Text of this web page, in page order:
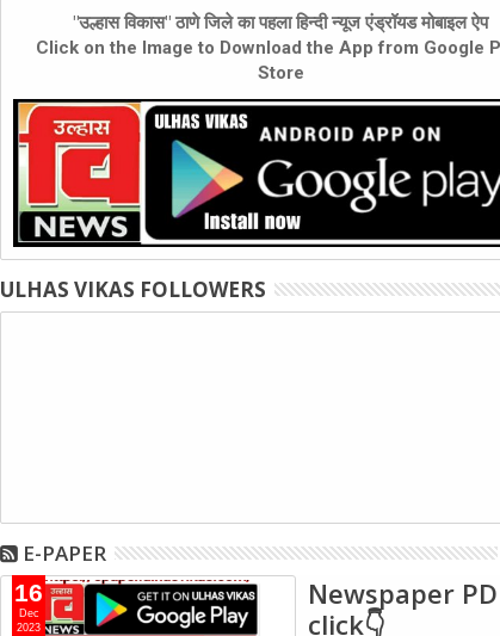
"उल्हास विकास" ठाणे जिले का पहला हिन्दी न्यूज एंड्रॉयड मोबाइल ऐप
Click on the Image to Download the App from Google
Store
ULHAS VIKAS FOLLOWERS
E-PAPER
16
Dec
2023
Newspaper
click👇